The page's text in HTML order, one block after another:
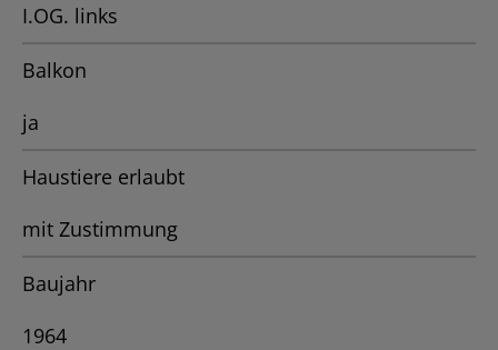
I.OG. links
Balkon
ja
Haustiere erlaubt
mit Zustimmung
Baujahr
1964